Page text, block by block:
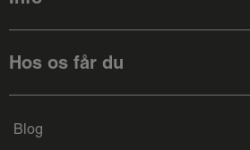
Hos os får du
Blog